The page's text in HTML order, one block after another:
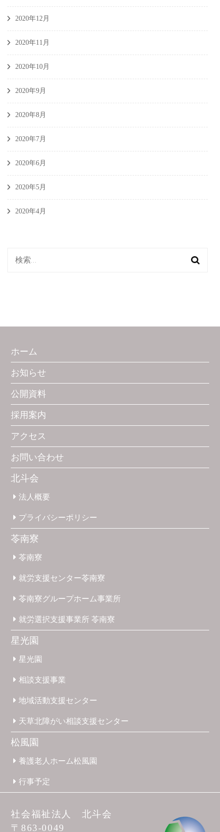
2020年12月
2020年11月
2020年10月
2020年9月
2020年8月
2020年7月
2020年6月
2020年5月
2020年4月
検
ホーム
お知らせ
公開資料
採用案内
アクセス
お問い合わせ
北斗会
法人概要
プライバシーポリシー
苓南寮
苓南寮
就労支援センター苓南寮
苓南寮グループホーム事業所
就労選択支援事業所苓南寮
星光園
星光園
相談支援事業
地域活動支援センター
天草北障がい相談支援センター
松風園
養護老人ホーム松風園
行事予定
社会福祉法人 北斗会
〒863-0049